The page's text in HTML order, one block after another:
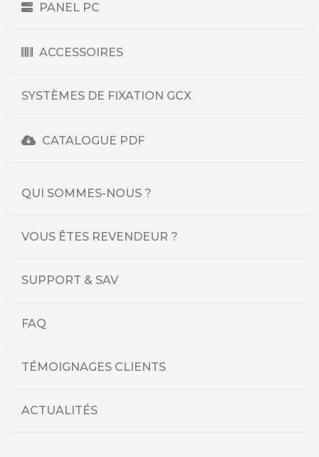
PANEL PC
ACCESSOIRES
SYSTÈMES DE FIXATION GCX
CATALOGUE PDF
QUI SOMMES-NOUS ?
VOUS ÊTES REVENDEUR ?
SUPPORT & SAV
FAQ
TÉMOIGNAGES CLIENTS
ACTUALITÉS